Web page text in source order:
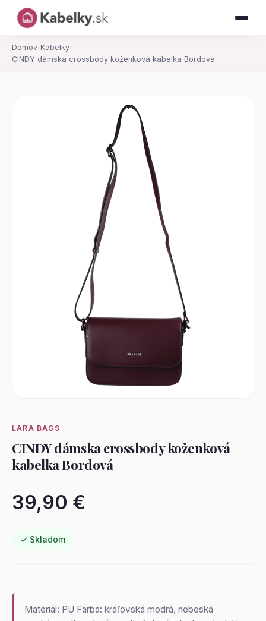
Domov› Kabelky›
CINDY dámska crossbody koženková kabelka Bordová
LARA BAGS
CINDY dámska crossbody koženková
kabelka Bordová
39,90 €
✓ Skladom
Materiál: PU Farba: kráľovská modrá, nebeská